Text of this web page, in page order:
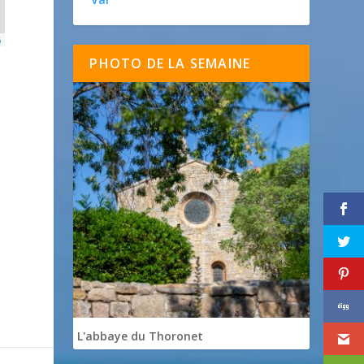
PHOTO DE LA SEMAINE
L'abbaye du Thoronet